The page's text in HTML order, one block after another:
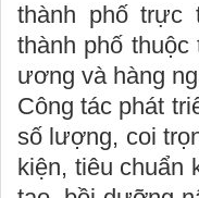
thành phố trực
thành phố
ương và hàng
Công tác phát
số lượng, coi
kiện, tiêu chuẩn